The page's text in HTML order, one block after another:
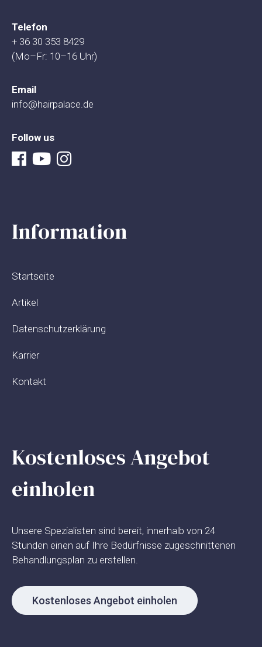
Telefon
+ 36 30 353 8429
(Mo–Fr: 10–16 Uhr)
Email
info@hairpalace.de
Follow us
Information
Startseite
Artikel
Datenschutzerklärung
Karrier
Kontakt
Kostenloses Angebot
einholen
Unsere Spezialisten sind bereit, innerhalb von 24
Stunden einen auf Ihre Bedürfnisse zugeschnittenen
Behandlungsplan zu erstellen.
Kostenloses Angebot einholen